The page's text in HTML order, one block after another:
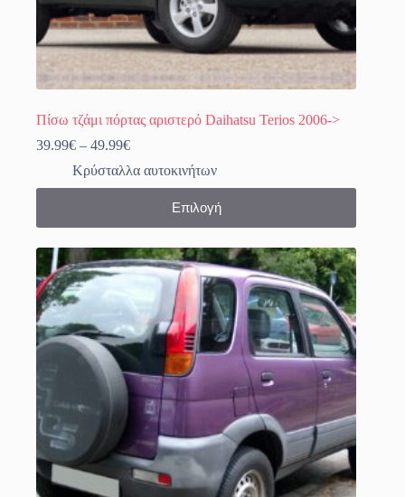
Πίσω τζάμι πόρτας αριστερό Daihatsu Terios 2006->
39.99€ – 49.99€Price
39.99€
through
Κρύσταλλα αυτοκινήτων
Επιλογή
Αυτό
προϊόν
πολλαπλές
παραλλαγές.
Οι
επιλογές
μπορούν
να
επιλεγούν
σελίδα
προϊόντος